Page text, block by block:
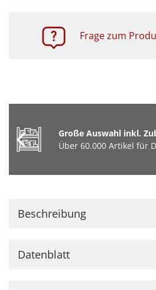
Frage zum
Große Auswahl inkl.
Über 60.000 Artikel für
Beschreibung
Datenblatt